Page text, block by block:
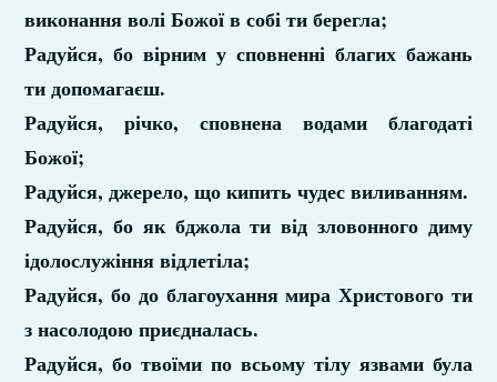
виконання волі Божої в собі ти берегла;
Радуйся, бо вірним у сповненні благих бажань
ти допомагаєш.
Радуйся, річко, сповнена водами благодаті
Божої;
Радуйся, джерело, що кипить чудес виливанням.
Радуйся, бо як бджола ти від зловонного диму
ідолослужіння відлетіла;
Радуйся, бо до благоухання мира Христового ти
з насолодою приєдналась.
Радуйся, бо твоїми по всьому тілу язвами була